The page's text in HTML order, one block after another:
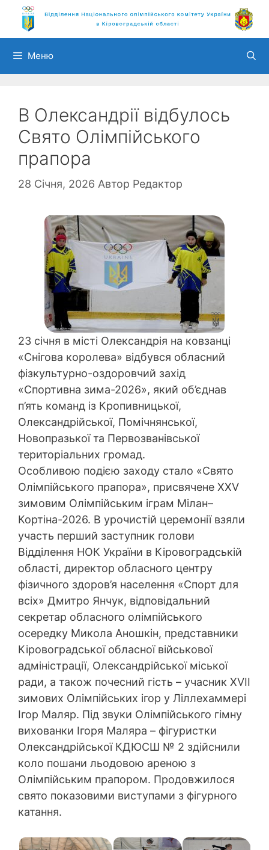
Перейти
вмісту
Меню
В Олександрії відбулось
Свято Олімпійського
прапора
28 Січня, 2026 Автор Редактор
23 січня в місті Олександрія на ковзанці
«Снігова королева» відбувся обласний
фізкультурно-оздоровчий захід
«Спортивна зима-2026», який об’єднав
п’ять команд із Кропивницької,
Олександрійської, Помічнянської,
Новопразької та Первозванівської
територіальних громад.
Особливою подією заходу стало «Свято
Олімпійського прапора», присвячене XXV
зимовим Олімпійським іграм Мілан–
Кортіна-2026. В урочистій церемонії взяли
участь перший заступник голови
Відділення НОК України в Кіровоградській
області, директор обласного центру
фізичного здоров’я населення «Спорт для
всіх» Дмитро Янчук, відповідальний
секретар обласного олімпійського
осередку Микола Аношкін, представники
Кіровоградської обласної військової
адміністрації, Олександрійської міської
ради, а також почесний гість – учасник XVII
зимових Олімпійських ігор у Ліллехаммері
Ігор Маляр. Під звуки Олімпійського гімну
вихованки Ігоря Маляра – фігуристки
Олександрійської КДЮСШ № 2 здійснили
коло пошани льодовою ареною з
Олімпійським прапором. Продовжилося
свято показовими виступами з фігурного
катання.